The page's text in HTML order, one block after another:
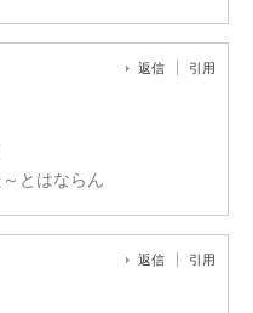
返信 引用
とはならん
返信 引用